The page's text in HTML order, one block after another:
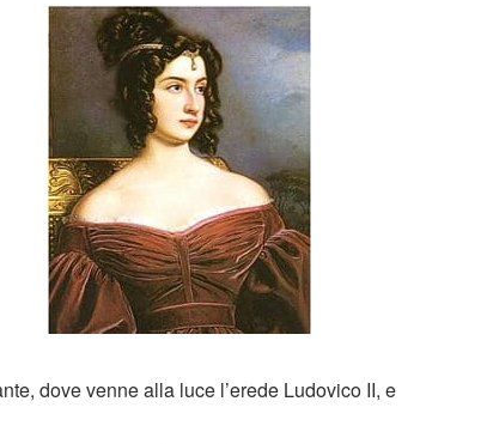
dove venne alla luce l’erede Ludovico II, e